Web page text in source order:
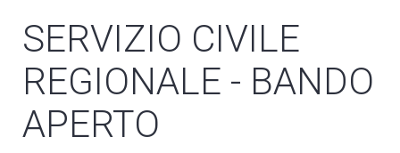
SERVIZIO CIVILE
REGIONALE - BANDO
APERTO